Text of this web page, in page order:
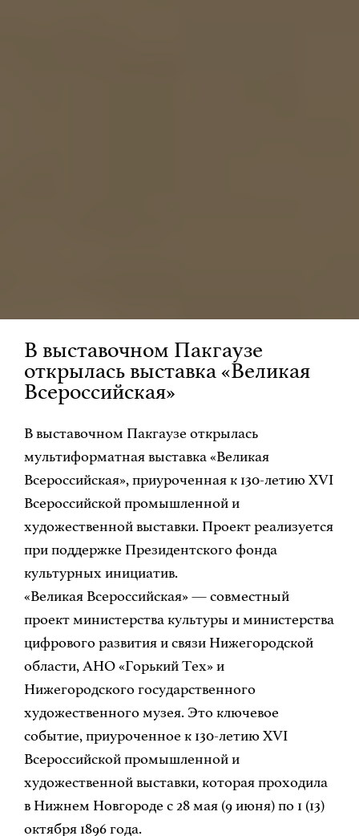
В выставочном Пакгаузе
открылась выставка «Великая
Всероссийская»
В выставочном Пакгаузе открылась
мультиформатная выставка «Великая
Всероссийская», приуроченная к 130-летию XVI
Всероссийской промышленной и
художественной выставки. Проект реализуется
при поддержке Президентского фонда
культурных инициатив.
«Великая Всероссийская» — совместный
проект министерства культуры и министерства
цифрового развития и связи Нижегородской
области, АНО «Горький Тех» и
Нижегородского государственного
художественного музея. Это ключевое
событие, приуроченное к 130-летию XVI
Всероссийской промышленной и
художественной выставки, которая проходила
в Нижнем Новгороде с 28 мая (9 июня) по 1 (13)
октября 1896 года.